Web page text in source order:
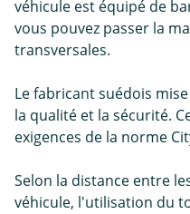
véhicule est équipé de
vous pouvez passer la
transversales.
Le fabricant suédois
la qualité et la sécurité.
exigences de la norme
Selon la distance entre
véhicule, l'utilisation du